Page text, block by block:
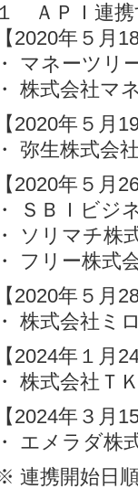
１ ＡＰＩ連携
【2020年５月
・ マネーツリ
・ 株式会社マ
【2020年５月
・ 弥生株式会
【2020年５月
・ ＳＢＩビジ
・ ソリマチ株
・ フリー株式
【2020年５月
・ 株式会社ミ
【2024年１月
・ 株式会社Ｔ
【2024年３月
・ エメラダ株
連携開始日